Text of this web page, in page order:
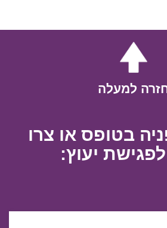
למעלה
בטופס או צרו
יעוץ: